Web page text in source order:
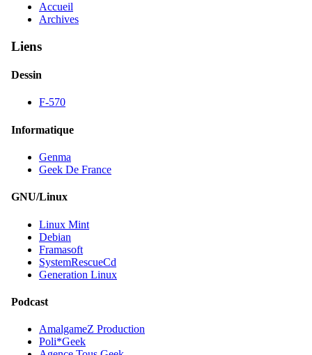
Accueil
Archives
Liens
Dessin
F-570
Informatique
Genma
Geek De France
GNU/Linux
Linux Mint
Debian
Framasoft
SystemRescueCd
Generation Linux
Podcast
AmalgameZ Production
Poli*Geek